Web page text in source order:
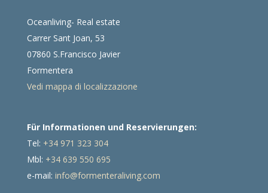
Oceanliving- Real estate
Carrer Sant Joan, 53
07860 S.Francisco Javier
Formentera
Vedi mappa di localizzazione
Für Informationen und Reservierungen:
Tel: +34 971 323 304
Mbl: +34 639 550 695
e-mail: info@formenteraliving.com